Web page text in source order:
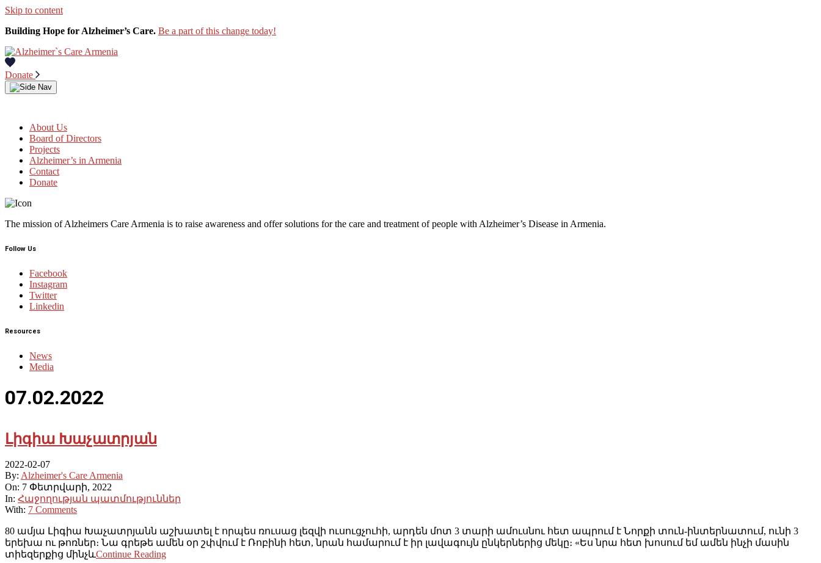
Skip to content
Building Hope for Alzheimer’s Care. Be a part of this change today!
Donate
About Us
Board of Directors
Projects
Alzheimer’s in Armenia
Contact
Donate
The mission of Alzheimers Care Armenia is to raise awareness and offer solutions for the care and treatment of people with Alzheimer’s Disease in Armenia.
Follow Us
Facebook
Instagram
Twitter
Linkedin
Resources
News
Media
07.02.2022
Լիգիա Խաչատրյան
2022-02-07
By: Alzheimer's Care Armenia
On: 7 Փետրվարի, 2022
In: Հաջողության պատմություններ
With: 7 Comments
80 ամյա Լիգիա Խաչատրյանն աշխատել է որպես ռուսաց լեզվի ուսուցչուհի, արդեն մոտ 3 տարի ամուսնու հետ ապրում է Նորքի տուն-ինտերնատում, ունի 3
երեխա ու թոռներ։ Նա գրեթե ամեն օր շփվում է Ռոբինի հետ, նրան համարում է իր լավագույն ընկերներից մեկը։ «Ես նրա հետ խոսում եմ ամեն ինչի մասին
տիեզերքից մինչևContinue Reading